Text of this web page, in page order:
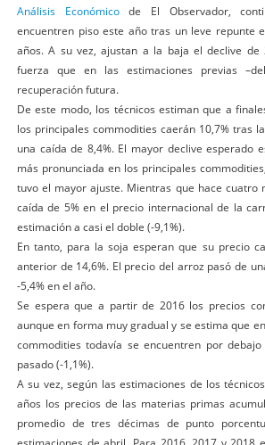
Análisis Económicode El Observador,
encuentren piso este año tras un leve repunte
años. A su vez, ajustan a la baja el declive de
fuerza que en las estimaciones previas
recuperación futura.
De este modo, los técnicos estiman que a
los principales commodities caerán 10,7% tras
una caída de 8,4%. El mayor declive esperado
más pronunciada en los principales
tuvo el mayor ajuste. Mientras que hace cuatro
caída de 5% en el precio internacional de la
estimación a casi el doble (-9,1%).
En tanto, para la soja esperan que su precio
anterior de 14,6%. El precio del arroz pasó de
-5,4% en el año.
Se espera que a partir de 2016 los precios
aunque en forma muy gradual y se estima que
commodities todavía se encuentren por
pasado (-1,1%).
A su vez, según las estimaciones de los
años los precios de las materias primas
promedio de tres décimas de punto